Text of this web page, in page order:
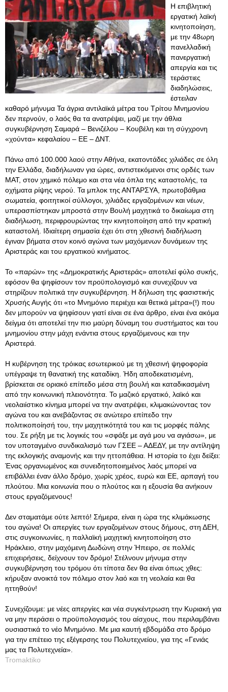
Η επιβλητική
εργατική λαϊκή
κινητοποίηση,
με την 48ωρη
πανελλαδική
πανεργατική
απεργία και τις
τεράστιες
διαδηλώσεις,
έστειλαν
καθαρό μήνυμα Τα άγρια αντιλαϊκά μέτρα του Τρίτου Μνημονίου
δεν περνούν, ο λαός θα τα ανατρέψει, μαζί με την άθλια
συγκυβέρνηση Σαμαρά – Βενιζέλου – Κουβέλη και τη σύγχρονη
«χούντα» κεφαλαίου – ΕΕ – ΔΝΤ.
Πάνω από 100.000 λαού στην Αθήνα, εκατοντάδες χιλιάδες σε όλη
την Ελλάδα, διαδήλωναν για ώρες, αντιστεκόμενοι στις ορδές των
ΜΑΤ, στον χημικό πόλεμο και στα νέα όπλα της καταστολής, τα
οχήματα ρίψης νερού. Τα μπλοκ της ΑΝΤΑΡΣΥΑ, πρωτοβάθμια
σωματεία, φοιτητικοί σύλλογοι, χιλιάδες εργαζομένων και νέων,
υπερασπίστηκαν μπροστά στην Βουλή μαχητικά το δικαίωμα στη
διαδήλωση, περιφρουρώντας την κινητοποίηση από την κρατική
καταστολή. Ιδιαίτερη σημασία έχει ότι στη χθεσινή διαδήλωση
έγιναν βήματα στον κοινό αγώνα των μαχόμενων δυνάμεων της
Αριστεράς και του εργατικού κινήματος.
Το «παρών» της «Δημοκρατικής Αριστεράς» αποτελεί φύλο συκής,
εφόσον θα ψηφίσουν τον προϋπολογισμό και συνεχίζουν να
στηρίζουν πολιτικά την συγκυβέρνηση. Η δήλωση της φασιστικής
Χρυσής Αυγής ότι «το Μνημόνιο περιέχει και θετικά μέτρα»(!) που
δεν μπορούν να ψηφίσουν γιατί είναι σε ένα άρθρο, είναι ένα ακόμα
δείγμα ότι αποτελεί την πιο μαύρη δύναμη του συστήματος και του
μνημονίου στην μάχη ενάντια στους εργαζόμενους και την
Αριστερά.
Η κυβέρνηση της τρόικας εσωτερικού με τη χθεσινή ψηφοφορία
υπέγραψε τη θανατική της καταδίκη. Ήδη αποδεκατισμένη,
βρίσκεται σε οριακό επίπεδο μέσα στη βουλή και καταδικασμένη
από την κοινωνική πλειονότητα. Το μαζικό εργατικό, λαϊκό και
νεολαιίστικο κίνημα μπορεί να την ανατρέψει, κλιμακώνοντας τον
αγώνα του και ανεβάζοντας σε ανώτερο επίπεδο την
πολιτικοποίησή του, την μαχητικότητά του και τις μορφές πάλης
του. Σε ρήξη με τις λογικές του «σφάξε με αγά μου να αγιάσω», με
τον υποταγμένο συνδικαλισμό των ΓΣΕΕ – ΑΔΕΔΥ, με την αντίληψη
της εκλογικής αναμονής και την ηττοπάθεια. Η ιστορία το έχει δείξει:
Ένας οργανωμένος και συνειδητοποιημένος λαός μπορεί να
επιβάλλει έναν άλλο δρόμο, χωρίς χρέος, ευρώ και ΕΕ, αρπαγή του
πλούτου. Μια κοινωνία που ο πλούτος και η εξουσία θα ανήκουν
στους εργαζόμενους!
Δεν σταματάμε ούτε λεπτό! Σήμερα, είναι η ώρα της κλιμάκωσης
του αγώνα! Οι απεργίες των εργαζομένων στους δήμους, στη ΔΕΗ,
στις συγκοινωνίες, η παλλαϊκή μαχητική κινητοποίηση στο
Ηράκλειο, στην μαχόμενη Δωδώνη στην Ήπειρο, σε πολλές
επιχειρήσεις, δείχνουν τον δρόμο! Στέλνουν μήνυμα στην
συγκυβέρνηση του τρόμου ότι τίποτα δεν θα είναι όπως χθες:
κήρυξαν ανοικτά τον πόλεμο στον λαό και τη νεολαία και θα
ηττηθούν!
Συνεχίζουμε: με νέες απεργίες και νέα συγκέντρωση την Κυριακή για
να μην περάσει ο προϋπολογισμός του αίσχους, που περιλαμβάνει
ουσιαστικά το νέο Μνημόνιο. Με μια καυτή εβδομάδα στο δρόμο
για την επέτειο της εξέγερσης του Πολυτεχνείου, για της «Γενιάς
μας τα Πολυτεχνεία».
Tromaktiko